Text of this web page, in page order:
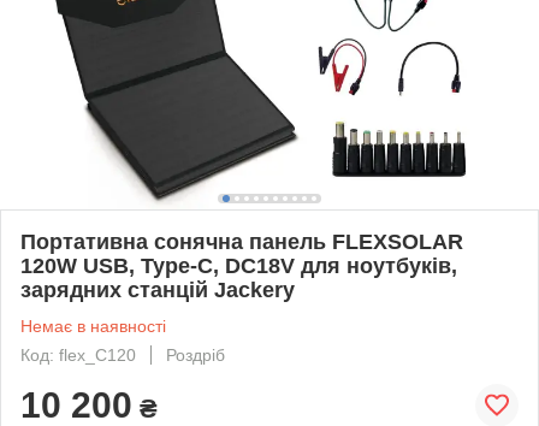
Портативна сонячна панель FLEXSOLAR
120W USB, Type-C, DC18V для ноутбуків,
зарядних станцій Jackery
Немає в наявності
Код: flex_С120
Роздріб
10 200 ₴